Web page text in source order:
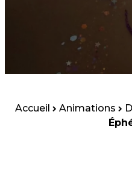
Accueil Animations